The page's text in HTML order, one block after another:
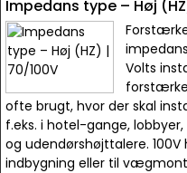
Impedans type – Høj
Volts
ofte brugt, hvor der skal
f.eks. i hotel-gange,
og udendørshøjttalere.
indbygning eller til